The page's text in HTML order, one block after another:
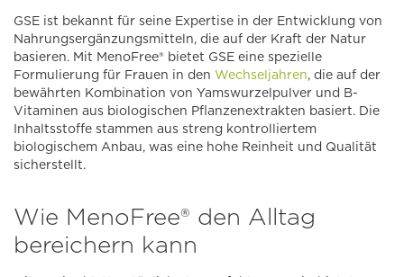
GSE ist bekannt für seine Expertise in der Entwicklung von
Nahrungsergänzungsmitteln, die auf der Kraft der Natur
basieren. Mit MenoFree® bietet GSE eine spezielle
Formulierung für Frauen in den Wechseljahren, die auf der
bewährten Kombination von Yamswurzelpulver und B-
Vitaminen aus biologischen Pflanzenextrakten basiert. Die
Inhaltsstoffe stammen aus streng kontrolliertem
biologischem Anbau, was eine hohe Reinheit und Qualität
sicherstellt.
Wie MenoFree® den Alltag
bereichern kann